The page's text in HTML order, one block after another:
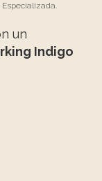
un
Indigo